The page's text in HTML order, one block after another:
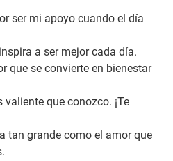
ser mi apoyo cuando el día
a ser mejor cada día.
que se convierte en bienestar
que conozco. ¡Te
tan grande como el amor que